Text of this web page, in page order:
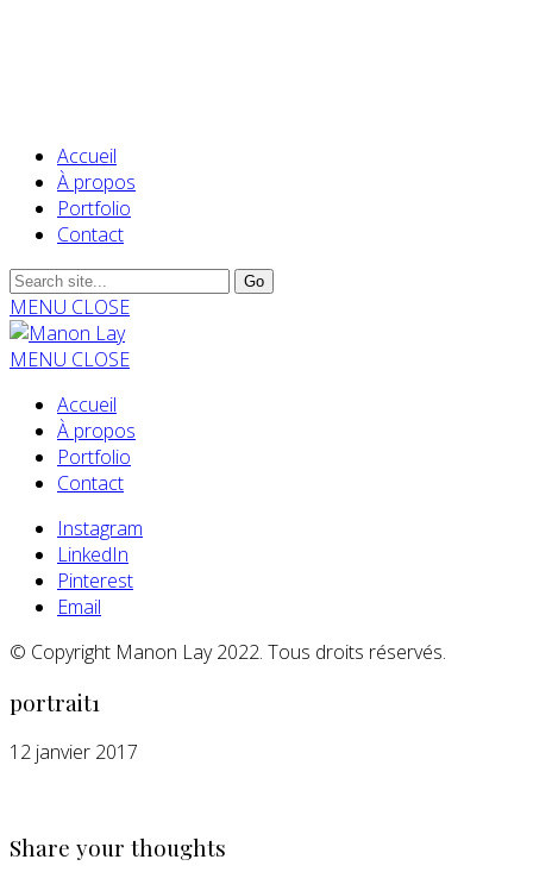
Accueil
À propos
Portfolio
Contact
MENU CLOSE
MENU CLOSE
Accueil
À propos
Portfolio
Contact
Instagram
LinkedIn
Pinterest
Email
© Copyright Manon Lay 2022. Tous droits réservés.
portrait1
12 janvier 2017
Share your thoughts